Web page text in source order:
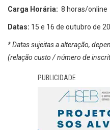
Carga Horária: 8 horas/
Datas: 15 e 16 de outubro de
* Datas sujeitas a alteração,
(relação custo / número de
PUBLICIDADE